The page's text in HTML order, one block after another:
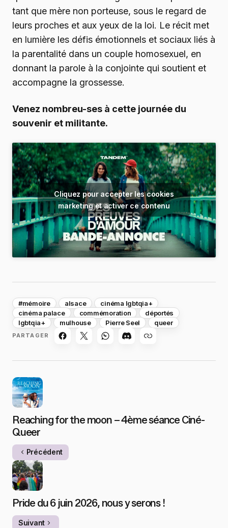
tant que mère non porteuse, sous le regard de
leurs proches et aux yeux de la loi. Le récit met
en lumière les défis émotionnels et sociaux liés à
la parentalité dans un couple homosexuel, en
donnant la parole à la conjointe qui soutient et
accompagne la grossesse.
Venez nombreu-ses à cette journée du
souvenir et militante.
Cliquez pour accepter les cookies
marketing et activer ce contenu
#mémoire alsace
cinéma lgbtqia+
cinéma palace
commémoration
déportés
lgbtqia+
mulhouse Pierre Seel queer
PARTAGER
Reaching for the moon – 4ème séance Ciné-
Queer
Précédent
Pride du 6 juin 2026, nous y serons !
Suivant